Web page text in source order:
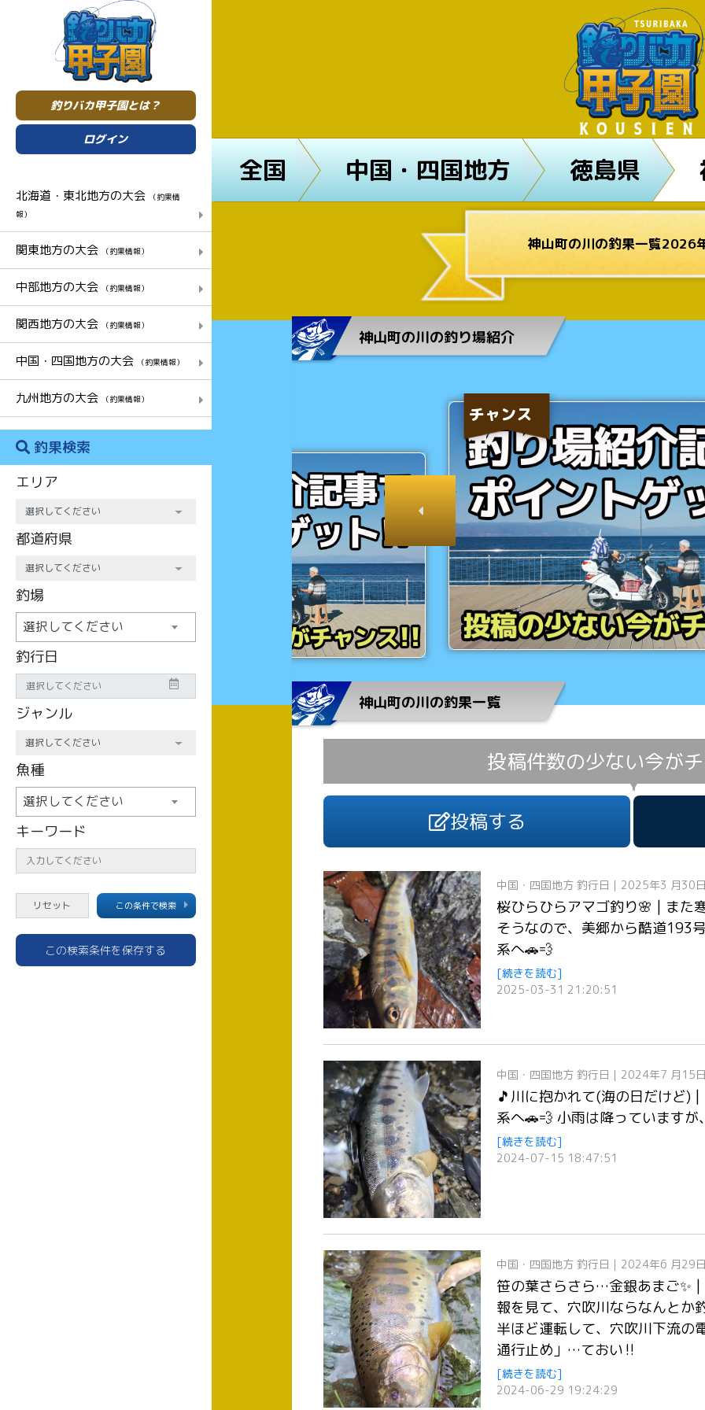
釣りバカ甲子園とは？
ログイン
北海道・東北地方の大会
（釣果情
報）
関東地方の大会 （釣果情報）
中部地方の大会 （釣果情報）
関西地方の大会 （釣果情報）
中国・四国地方の大会 （釣果情報）
九州地方の大会 （釣果情報）
釣果検索
エリア
都道府県
釣場
選択してください
釣行日
ジャンル
魚種
選択してください
キーワード
この条件で検索
この検索条件を保存する
全国 中国・四国地方 徳島県
神山町の川の釣果一覧2026
神山町の川の釣り場紹介
チャンス
チャンス
神山町の川の釣果一覧
投稿件数の少ない今が
投稿する
中国・四国地方 釣行日｜2025年3 月30
桜ひらひらアマゴ釣り🌸 | また
そうなので、美郷から酷道193
系へ🚗💨
[続きを読む]
2025-03-31 21:20:51
中国・四国地方 釣行日｜2024年7 月15
🎵川に抱かれて(海の日だけど)
系へ🚗💨 小雨は降っていますが
[続きを読む]
2024-07-15 18:47:51
中国・四国地方 釣行日｜2024年6 月29
笹の葉さらさら…金銀あまご✨
報を見て、穴吹川ならなんとか
半ほど運転して、穴吹川下流の
通行止め」…ておい‼️
[続きを読む]
2024-06-29 19:24:29